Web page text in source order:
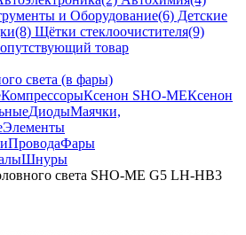
и Оборудование(6) Детские
(8) Щётки стеклоочистителя(9)
товар
света (в фары)
КомпрессорыКсенон SHO-MEКсенон
ДиодыМаячки,
Элементы
ПроводаФары
Шнуры
света SHO-ME G5 LH-HB3